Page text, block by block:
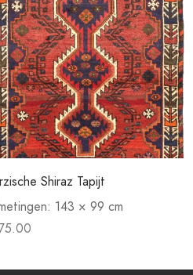
Shiraz Tapijt
143 × 99 cm